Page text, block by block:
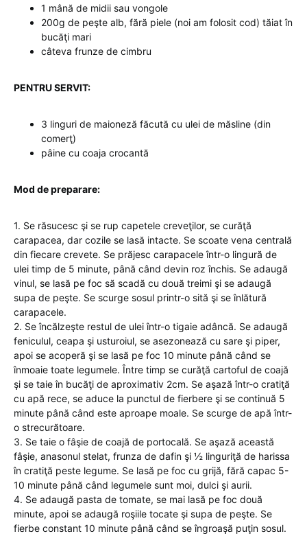
1 mână de midii sau vongole
200g de peşte alb, fără piele (noi am folosit cod) tăiat în
bucăţi mari
câteva frunze de cimbru
PENTRU SERVIT:
3 linguri de maioneză făcută cu ulei de măsline (din
comerţ)
pâine cu coaja crocantă
Mod de preparare:
1. Se răsucesc şi se rup capetele creveţilor, se curăţă
carapacea, dar cozile se lasă intacte. Se scoate vena centrală
din fiecare crevete. Se prăjesc carapacele într-o lingură de
ulei timp de 5 minute, până când devin roz închis. Se adaugă
vinul, se lasă pe foc să scadă cu două treimi şi se adaugă
supa de peşte. Se scurge sosul printr-o sită şi se înlătură
carapacele.
2. Se încălzeşte restul de ulei într-o tigaie adâncă. Se adaugă
feniculul, ceapa şi usturoiul, se asezonează cu sare şi piper,
apoi se acoperă şi se lasă pe foc 10 minute până când se
înmoaie toate legumele. Între timp se curăţă cartoful de coajă
şi se taie în bucăţi de aproximativ 2cm. Se aşază într-o cratiţă
cu apă rece, se aduce la punctul de fierbere şi se continuă 5
minute până când este aproape moale. Se scurge de apă într-
o strecurătoare.
3. Se taie o fâşie de coajă de portocală. Se aşază această
fâşie, anasonul stelat, frunza de dafin şi ½ linguriţă de harissa
în cratiţă peste legume. Se lasă pe foc cu grijă, fără capac 5-
10 minute până când legumele sunt moi, dulci şi aurii.
4. Se adaugă pasta de tomate, se mai lasă pe foc două
minute, apoi se adaugă roşiile tocate şi supa de peşte. Se
fierbe constant 10 minute până când se îngroaşă puţin sosul.